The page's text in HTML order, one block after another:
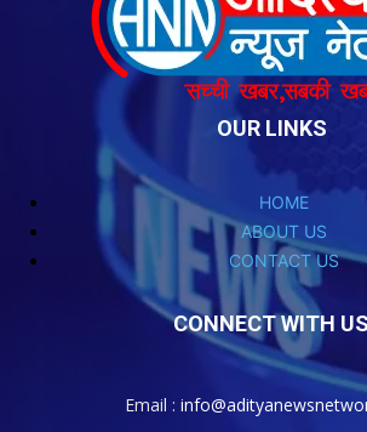
OUR LINKS
HOME
ABOUT US
CONTACT US
CONNECT WITH US
Email :